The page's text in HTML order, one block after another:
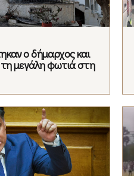
ο δήμαρχος και
τη μεγάλη φωτιά στη